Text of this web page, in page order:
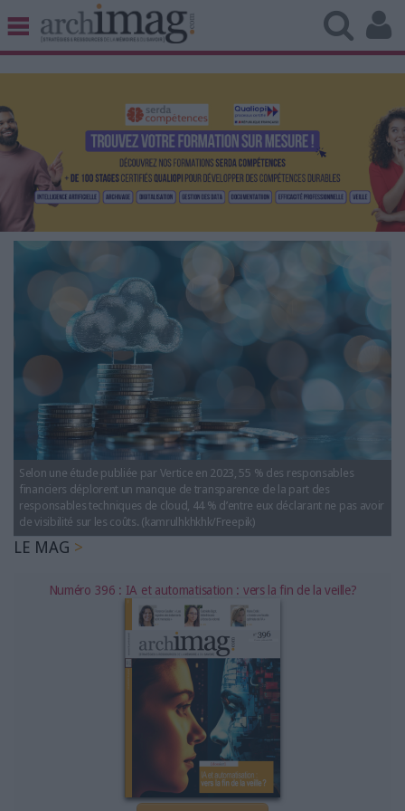
BIBLIOTHÈQUE ÉDITION
UNIVERS DATA
TRAVAIL COLLABORATIF
VIE NUMÉRIQUE
NUMÉRIQUE RESPONSABLE
LES DOSSIERS
LES NEWSLETTERS
LE MAGAZINE
LES GUIDES PRATIQUES
LES BASES DE DONNÉES
L'ESPACE EMPLOI
L'AGENDA
L'ANNUAIRE DES ACTEURS
LES LIVRES BLANCS
NOS OFFRES D'ABONNEMENTS
Selon une étude publiée par Vertice en 2023, 55 % des responsables
financiers déplorent un manque de transparence de la part des
responsables techniques de cloud, 44 % d’entre eux déclarant ne pas avoir
de visibilité sur les coûts. (kamrulhkhkhk/Freepik)
LE MAG
Numéro 396 : IA et automatisation : vers la fin de la veille?